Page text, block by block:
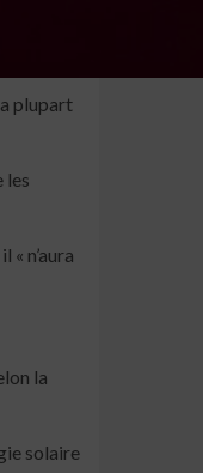
plupart
les
n’aura
la
solaire